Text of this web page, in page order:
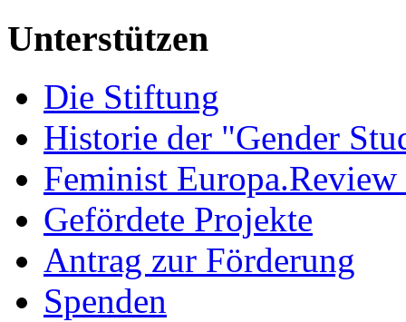
Unterstützen
Die Stiftung
Historie der "Gender
Feminist
Gefördete Projekte
Antrag zur Förderung
Spenden